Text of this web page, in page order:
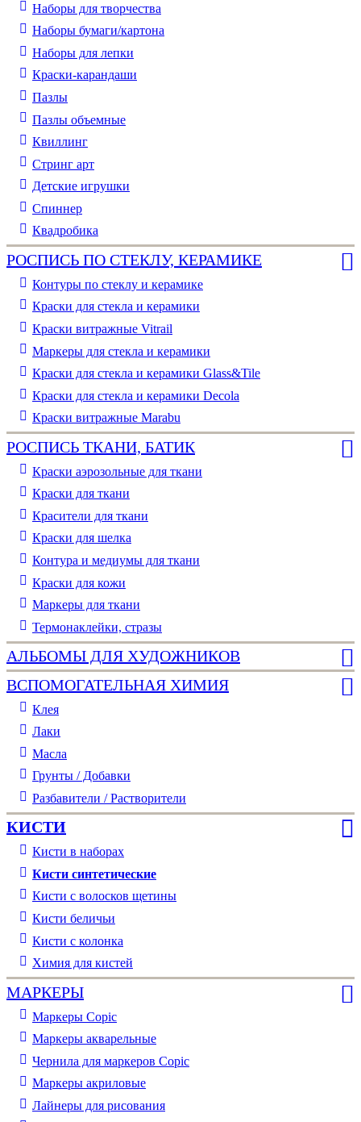
Наборы для творчества
Наборы бумаги/картона
Наборы для лепки
Краски-карандаши
Пазлы
Пазлы объемные
Квиллинг
Стринг арт
Детские игрушки
Спиннер
Квадробика
РОСПИСЬ ПО СТЕКЛУ, КЕРАМИКЕ
Контуры по стеклу и керамике
Краски для стекла и керамики
Краски витражные Vitrail
Маркеры для стекла и керамики
Краски для стекла и керамики Glass&Tile
Краски для стекла и керамики Decola
Краски витражные Marabu
РОСПИСЬ ТКАНИ, БАТИК
Краски аэрозольные для ткани
Краски для ткани
Красители для ткани
Краски для шелка
Контура и медиумы для ткани
Краски для кожи
Маркеры для ткани
Термонаклейки, стразы
АЛЬБОМЫ ДЛЯ ХУДОЖНИКОВ
ВСПОМОГАТЕЛЬНАЯ ХИМИЯ
Клея
Лаки
Масла
Грунты / Добавки
Разбавители / Растворители
КИСТИ
Кисти в наборах
Кисти синтетические
Кисти с волосков щетины
Кисти беличьи
Кисти с колонка
Химия для кистей
МАРКЕРЫ
Маркеры Copic
Маркеры акварельные
Чернила для маркеров Copic
Маркеры акриловые
Лайнеры для рисования